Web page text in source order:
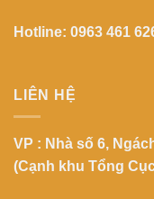
Hotline: 0963 461
LIÊN HỆ
VP : Nhà số 6,
(Cạnh khu Tổng